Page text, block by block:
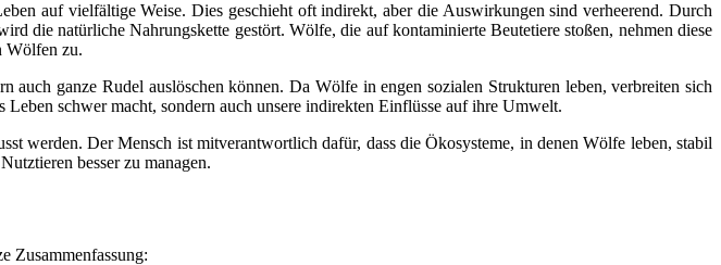
auf vielfältige Weise. Dies geschieht oft indirekt, aber die Auswirkungen sind verheerend. Durch
die natürliche Nahrungskette gestört. Wölfe, die auf kontaminierte Beutetiere stoßen, nehmen diese
Wölfen zu.
ganze Rudel auslöschen können. Da Wölfe in engen sozialen Strukturen leben, verbreiten sich
schwer macht, sondern auch unsere indirekten Einflüsse auf ihre Umwelt.
werden. Der Mensch ist mitverantwortlich dafür, dass die Ökosysteme, in denen Wölfe leben, stabil
besser zu managen.
Zusammenfassung: